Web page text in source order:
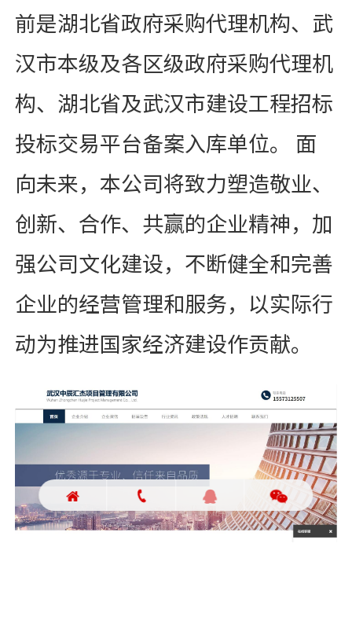
前是湖北省政府采购代理机构、武
汉市本级及各区级政府采购代理机
构、湖北省及武汉市建设工程招标
投标交易平台备案入库单位。 面
向未来，本公司将致力塑造敬业、
创新、合作、共赢的企业精神，加
强公司文化建设，不断健全和完善
企业的经营管理和服务，以实际行
动为推进国家经济建设作贡献。